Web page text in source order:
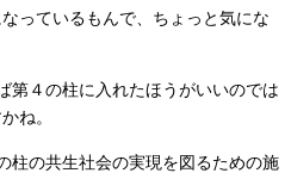
っているもんで、ちょっと気にな
第４の柱に入れたほうがいいのでは
ね。
柱の共生社会の実現を図るための施